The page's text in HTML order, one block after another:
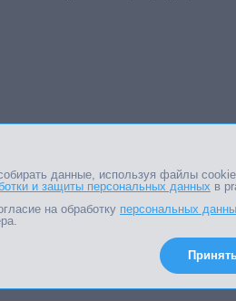
данные, используя файлы
и защиты персональных данных в
на обработку персональных